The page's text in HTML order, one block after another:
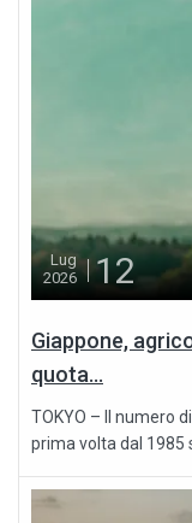
Lug
2026
12
Giappone,
quota...
TOKYO – Il numero
prima volta dal 1985